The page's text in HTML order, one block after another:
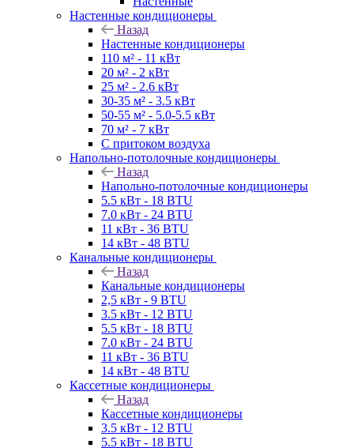
Настенные кондиционеры
Назад
Настенные кондиционеры
110 м² - 11 кВт
20 м² - 2 кВт
25 м² - 2.6 кВт
30-35 м² - 3.5 кВт
50-55 м² - 5.0-5.5 кВт
70 м² - 7 кВт
С притоком воздуха
Напольно-потолочные кондиционеры
Назад
Напольно-потолочные кондиционеры
5.5 кВт - 18 BTU
7.0 кВт - 24 BTU
11 кВт - 36 BTU
14 кВт - 48 BTU
Канальные кондиционеры
Назад
Канальные кондиционеры
2,5 кВт - 9 BTU
3.5 кВт - 12 BTU
5.5 кВт - 18 BTU
7.0 кВт - 24 BTU
11 кВт - 36 BTU
14 кВт - 48 BTU
Кассетные кондиционеры
Назад
Кассетные кондиционеры
3.5 кВт - 12 BTU
5.5 кВт - 18 BTU